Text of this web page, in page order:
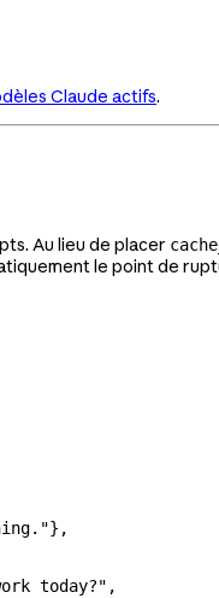
Claude actifs.
Au lieu de placer
le point de
},
today?" ,